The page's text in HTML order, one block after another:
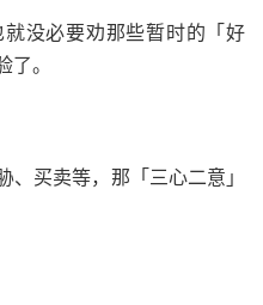
没必要劝那些暂时的「好
。
买卖等，那「三心二意」